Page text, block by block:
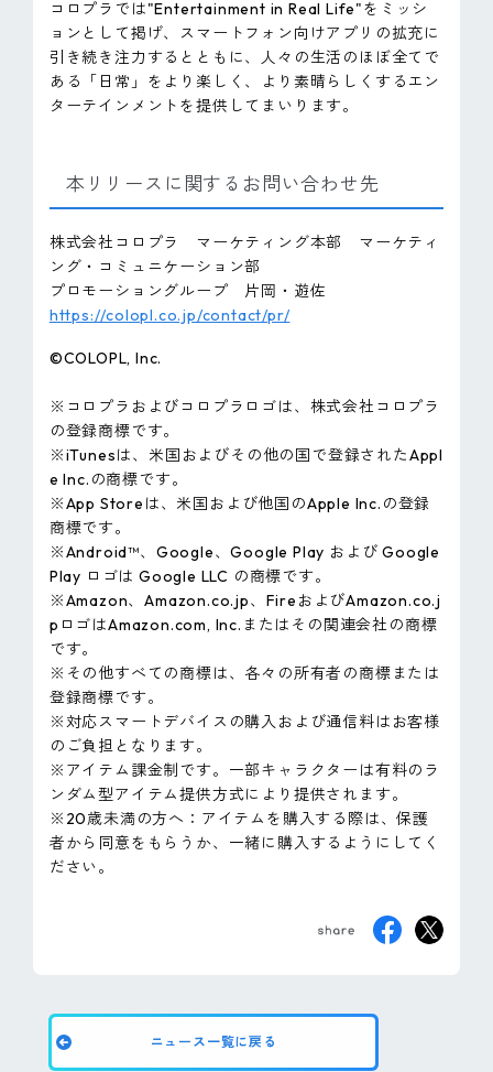
コロプラでは"Entertainment in Real Life"をミッシ
ョンとして掲げ、スマートフォン向けアプリの拡充に
引き続き注力するとともに、人々の生活のほぼ全てで
ある「日常」をより楽しく、より素晴らしくするエン
ターテインメントを提供してまいります。
本リリースに関するお問い合わせ先
株式会社コロプラ マーケティング本部 マーケティ
ング・コミュニケーション部
プロモーショングループ 片岡・遊佐
https://colopl.co.jp/contact/pr/
©COLOPL, lnc.
※コロプラおよびコロプラロゴは、株式会社コロプラ
の登録商標です。
※iTunesは、米国およびその他の国で登録されたAppl
e Inc.の商標です。
※App Storeは、米国および他国のApple Inc.の登録
商標です。
※Android™、Google、Google Play および Google
Play ロゴは Google LLC の商標です。
※Amazon、Amazon.co.jp、FireおよびAmazon.co.j
pロゴはAmazon.com, Inc.またはその関連会社の商標
です。
※その他すべての商標は、各々の所有者の商標または
登録商標です。
※対応スマートデバイスの購入および通信料はお客様
のご負担となります。
※アイテム課金制です。一部キャラクターは有料のラ
ンダム型アイテム提供方式により提供されます。
※20歳未満の方へ：アイテムを購入する際は、保護
者から同意をもらうか、一緒に購入するようにしてく
ださい。
ニュース一覧に戻る